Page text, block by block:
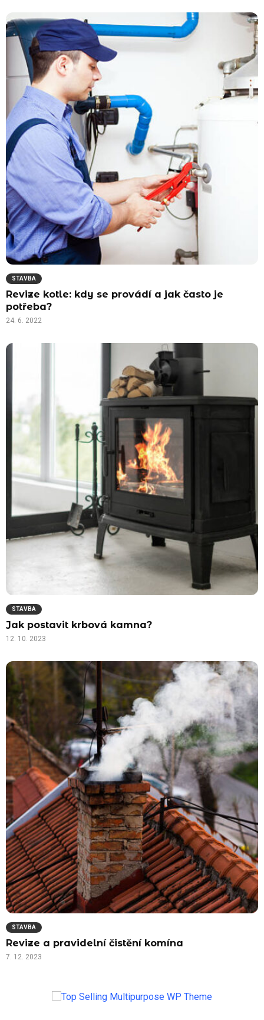
STAVBA
Revize kotle: kdy se provádí a jak často je
potřeba?
24. 6. 2022
STAVBA
Jak postavit krbová kamna?
12. 10. 2023
STAVBA
Revize a pravidelní čistění komína
7. 12. 2023